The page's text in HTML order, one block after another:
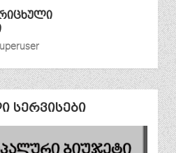
სერვისები